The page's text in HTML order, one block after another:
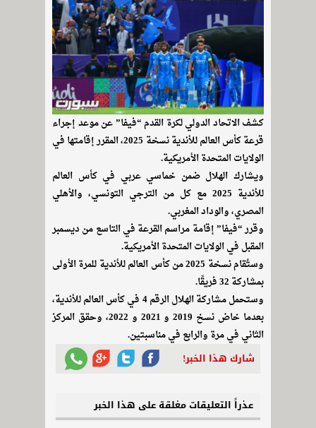
كشف الاتحاد الدولي لكرة القدم “فيفا” عن موعد إجراء
قرعة كأس العالم للأندية نسخة 2025، المقرر إقامتها في
الولايات المتحدة الأمريكية.
ويشارك الهلال ضمن خماسي عربي في كأس العالم
للأندية 2025 مع كل من الترجي التونسي، والأهلي
المصري، والوداد المغربي.
وقرر “فيفا” إقامة مراسم القرعة في التاسع من ديسمبر
المقبل في الولايات المتحدة الأمريكية.
وستُقام نسخة 2025 من كأس العالم للأندية للمرة الأولى
بمشاركة 32 فريقًا.
وستحمل مشاركة الهلال الرقم 4 في كأس العالم للأندية،
بعدما خاض نسخ 2019 و 2021 و 2022، وحقق المركز
الثاني في مرة والرابع في مناسبتين.
شارك هذا الخبر!
عذراً التعليقات مغلقة على هذا الخبر